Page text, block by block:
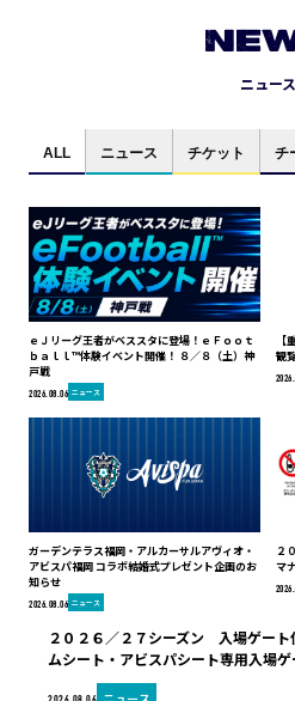
ニュース
ALL ニュース チケット チ
ｅＪリーグ王者がベススタに登場！ｅＦｏｏｔ
ｂａｌｌ™体験イベント開催！ ８／８（土）神
戸戦
2026.08.06 ニュース
観
ガーデンテラス福岡・アルカーサルアヴィオ・
アビスパ福岡 コラボ結婚式プレゼント企画のお
知らせ
2026.08.06 ニュース
２
マ
２０２６／２７シーズン 入場ゲー
ムシート・アビスパシート専用入場